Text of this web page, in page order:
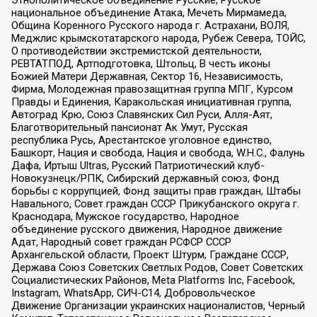
национальное объединение Атака, Мечеть Мирмамеда,
Община Коренного Русского народа г. Астрахани, ВОЛЯ,
Меджлис крымскотатарского народа, Рубеж Севера, ТОЙС,
О противодействии экстремистской деятельности,
РЕВТАТПОД, Артподготовка, Штольц, В честь иконы
Божией Матери Державная, Сектор 16, Независимость,
Фирма, Молодежная правозащитная группа МПГ, Курсом
Правды и Единения, Каракольская инициативная группа,
Автоград Крю, Союз Славянских Сил Руси, Алля-Аят,
Благотворительный пансионат Ак Умут, Русская
республика Русь, Арестантское уголовное единство,
Башкорт, Нация и свобода, Нация и свобода, W.H.С., Фалунь
Дафа, Иртыш Ultras, Русский Патриотический клуб-
Новокузнецк/РПК, Сибирский державный союз, Фонд
борьбы с коррупцией, Фонд защиты прав граждан, Штабы
Навального, Совет граждан СССР Прикубанского округа г.
Краснодара, Мужское государство, Народное
объединение русского движения, Народное движение
Адат, Народный совет граждан РСФСР СССР
Архангельской области, Проект Штурм, Граждане СССР,
Держава Союз Советских Светлых Родов, Совет Советских
Социалистических Районов, Meta Platforms Inc, Facebook,
Instagram, WhatsApp, СИЧ-С14, Добровольческое
Движение Организации украинских националистов, Черный